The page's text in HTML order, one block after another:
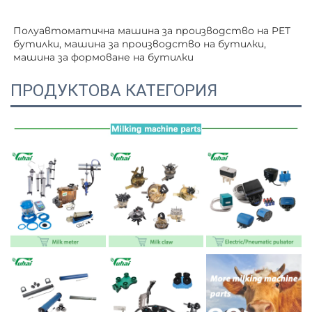
Полуавтоматична машина за производство на PET
бутилки, машина за производство на бутилки,
машина за формоване на бутилки
ПРОДУКТОВА КАТЕГОРИЯ